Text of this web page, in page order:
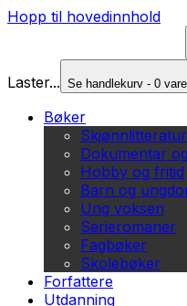
Hopp til hovedinnhold
Laster... Se handlekurv - 0 vare
Bøker
Skjønnlitteratur
Dokumentar
Hobby og fritid
Barn og
Ung voksen
Serieromaner
Fagbøker
Skolebøker
Forfattere
Utdanning